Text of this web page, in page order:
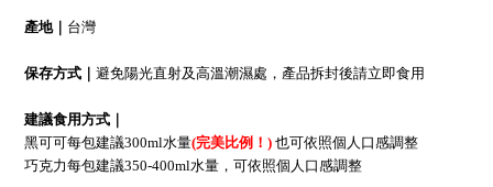
產地｜ 台灣
保存方式｜ 避免陽光直射及高溫潮濕處，產品拆封後請立即食用
建議食用方式｜
黑可可每包建議300ml水量(完美比例！) 也可依照個人口感調整
巧克力每包建議350-400ml水量，可依照個人口感調整